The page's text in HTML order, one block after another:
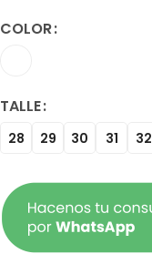
COLOR
TALLE
28 29 30 31 32